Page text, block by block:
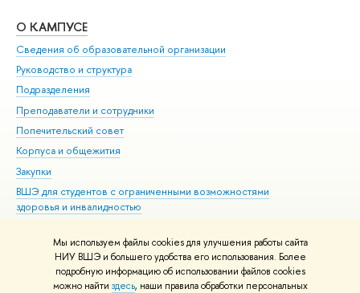
Мы используем файлы cookies для улучшения работы сайта
НИУ ВШЭ и большего удобства его использования. Более
подробную информацию об использовании файлов cookies
можно найти здесь, наши правила обработки персональных
О КАМПУСЕ
Сведения об образовательной организации
Руководство и структура
Подразделения
Преподаватели и сотрудники
Попечительский совет
Корпуса и общежития
Закупки
ВШЭ для студентов с ограниченными возможностями
здоровья и инвалидностью
Единая платежная страница